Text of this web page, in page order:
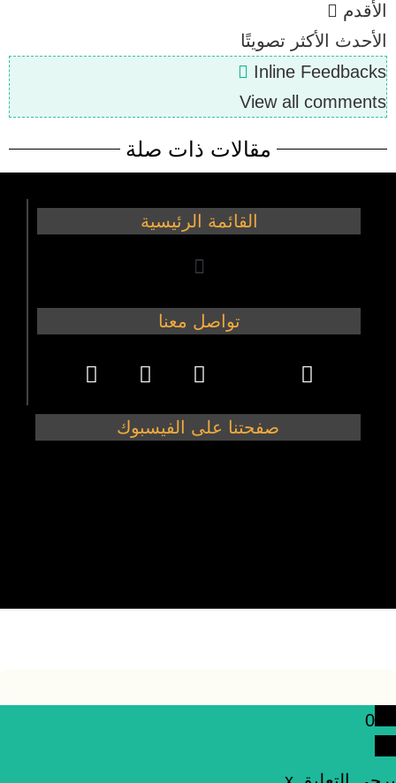
الأقدم
الأحدث
الأكثر تصويتًا
Inline Feedbacks
View all comments
مقالات ذات صلة
القائمة الرئيسية
تواصل معنا
صفحتنا على الفيسبوك
0